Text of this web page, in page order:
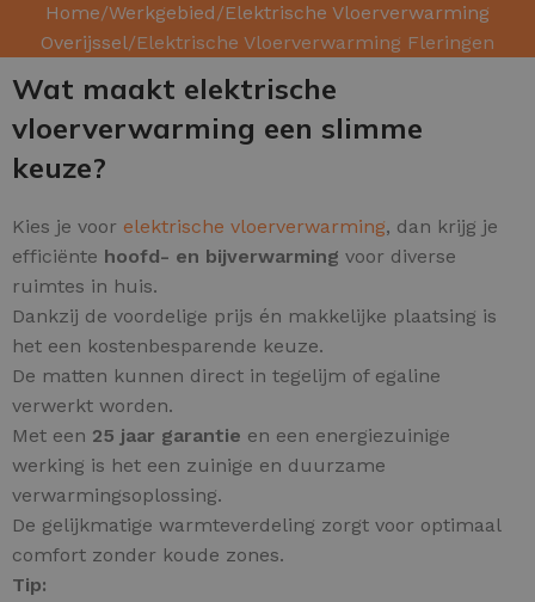
Home Werkgebied Elektrische Vloerverwarming
Overijssel Elektrische Vloerverwarming Fleringen
Wat maakt elektrische
vloerverwarming een slimme
keuze?
Kies je voor elektrische vloerverwarming, dan krijg je
efficiënte hoofd- en bijverwarming voor diverse
ruimtes in huis.
Dankzij de voordelige prijs én makkelijke plaatsing is
het een kostenbesparende keuze.
De matten kunnen direct in tegelijm of egaline
verwerkt worden.
Met een 25 jaar garantie en een energiezuinige
werking is het een zuinige en duurzame
verwarmingsoplossing.
De gelijkmatige warmteverdeling zorgt voor optimaal
comfort zonder koude zones.
Tip: